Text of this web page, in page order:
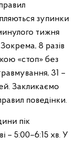
зупинки
тижня
8 разів
«стоп» без
31 –
Закликаємо
поведінки.
пік
– 5:00–6:15 хв. У